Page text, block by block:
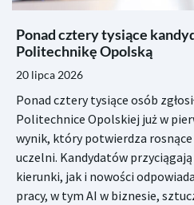
Ponad cztery tysiące
Politechnikę Opolską
20 lipca 2026
Ponad cztery tysiące osób
Politechnice Opolskiej już w
wynik, który potwierdza
uczelni. Kandydatów
kierunki, jak i nowości
pracy, w tym AI w biznesie,